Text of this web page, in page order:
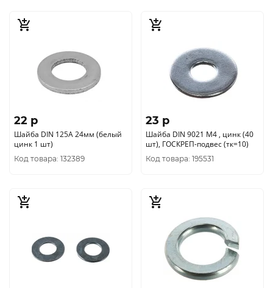
22 p
Шайба DIN 125A 24мм (белый
цинк 1 шт)
Код товара: 132389
23 p
Шайба DIN 9021 М4 , цинк (40
шт), ГОСКРЕП-подвес (тк=10)
Код товара: 195531